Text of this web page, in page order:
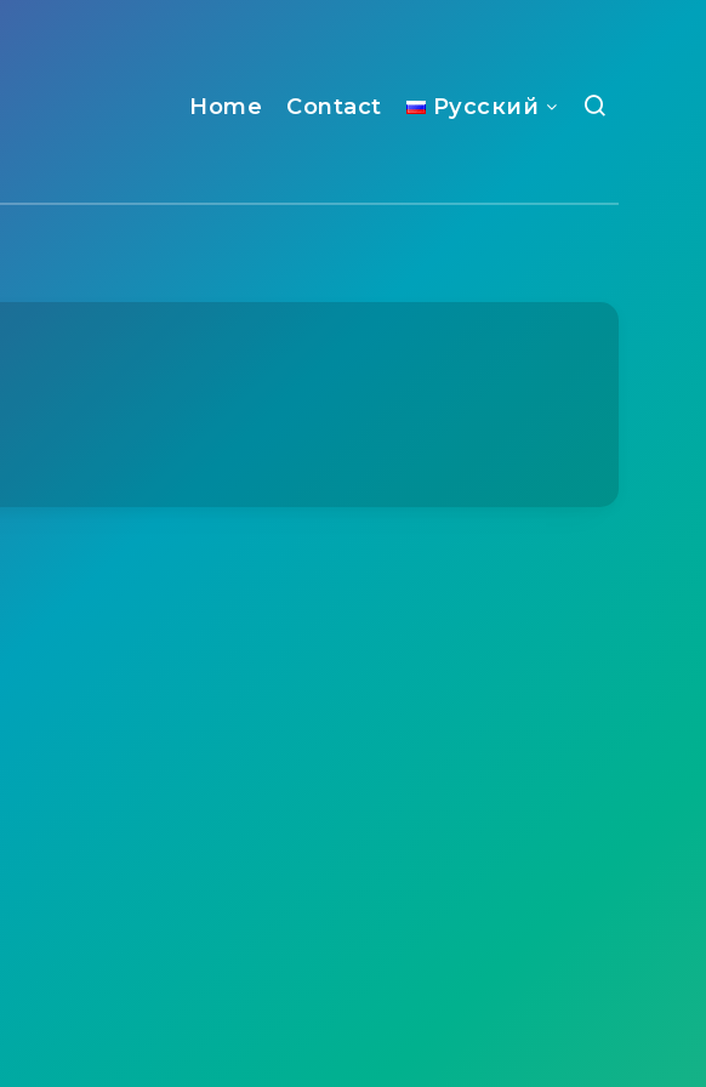
Home Contact Русский